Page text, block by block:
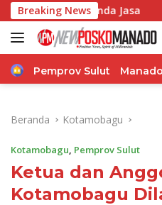
Langsung
ke
konten
Breaking News
Jasa Rotasi
Home
Pemprov Sulut Manado
Beranda Kotamobagu
Kotamobagu, Pemprov Sulut
Ketua dan
Kotamobagu